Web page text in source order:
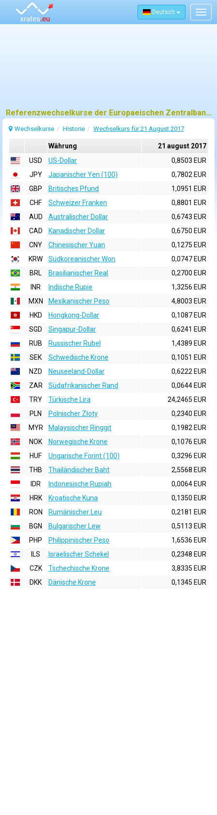
Deutsch
Referenzwechselkurse der Europaeischen Zentralbank (EZB) fuer 21 august 2017
Wechselkurse Historie Wechselkurs für 21 August 2017
Währung
21 august 2017
USD
US-Dollar
0,8503 EUR
JPY
Japanischer Yen (100)
0,7802 EUR
GBP
Britisches Pfund
1,0951 EUR
CHF
Schweizer Franken
0,8801 EUR
AUD
Australischer Dollar
0,6743 EUR
CAD
Kanadischer Dollar
0,6750 EUR
CNY
Chinesischer Yuan
0,1275 EUR
KRW
Südkoreanischer Won
0,0747 EUR
BRL
Brasilianischer Real
0,2700 EUR
INR
Indische Rupie
1,3256 EUR
MXN
Mexikanischer Peso
4,8003 EUR
HKD
Hongkong-Dollar
0,1087 EUR
SGD
Singapur-Dollar
0,6241 EUR
RUB
Russischer Rubel
1,4389 EUR
SEK
Schwedische Krone
0,1051 EUR
NZD
Neuseeland-Dollar
0,6222 EUR
ZAR
Südafrikanischer Rand
0,0644 EUR
TRY
Türkische Lira
24,2465 EUR
PLN
Polnischer Złoty
0,2340 EUR
MYR
Malaysischer Ringgit
0,1982 EUR
NOK
Norwegische Krone
0,1076 EUR
HUF
Ungarische Forint (100)
0,3296 EUR
THB
Thailändischer Baht
2,5568 EUR
IDR
Indonesische Rupiah
0,0064 EUR
HRK
Kroatische Kuna
0,1350 EUR
RON
Rumänischer Leu
0,2181 EUR
BGN
Bulgarischer Lew
0,5113 EUR
PHP
Philippinischer Peso
1,6536 EUR
ILS
Israelischer Schekel
0,2348 EUR
CZK
Tschechische Krone
3,8335 EUR
DKK
Dänische Krone 0,1345 EUR